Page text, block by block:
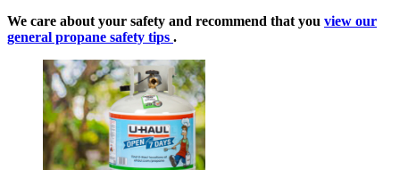
We care about your safety and recommend that you view our
general propane safety tips .